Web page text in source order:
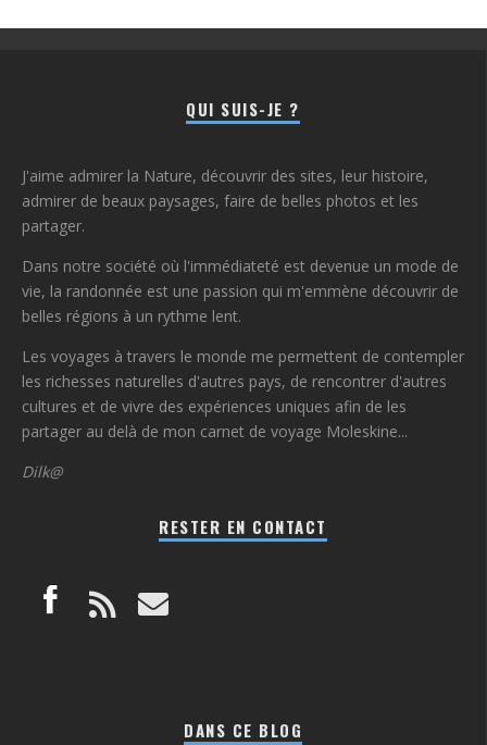
QUI SUIS-JE ?
J'aime admirer la Nature, découvrir des sites, leur histoire,
admirer de beaux paysages, faire de belles photos et les
partager.
Dans notre société où l'immédiateté est devenue un mode de
vie, la randonnée est une passion qui m'emmène découvrir de
belles régions à un rythme lent.
Les voyages à travers le monde me permettent de contempler
les richesses naturelles d'autres pays, de rencontrer d'autres
cultures et de vivre des expériences uniques afin de les
partager au delà de mon carnet de voyage Moleskine...
Dilk@
RESTER EN CONTACT
DANS CE BLOG